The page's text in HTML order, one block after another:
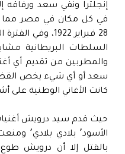
إنجلترا ونفي سعد ورفاقه
في كل مكان في مصر مما
28 فبراير 1922،
السلطات البريطانية
والمطربين من تقديم أي
سعد أو أي شيء يخص
كانت الأغاني الوطنية على
الأسود٬
بالقتل إلا أن درويش